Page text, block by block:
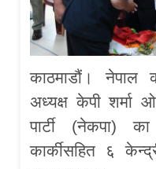
काठमाडौं। नेपाल
अध्यक्ष केपी शर्मा
पार्टी (नेकपा)
कार्कीसहित ६